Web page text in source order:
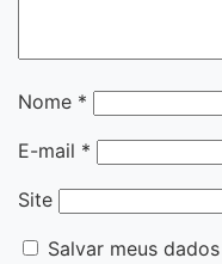
Nome *
E-mail *
Site
Salvar meus